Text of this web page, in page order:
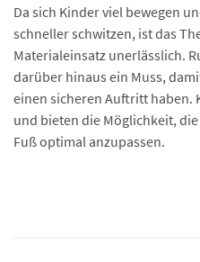
Da sich Kinder viel bewegen
schneller schwitzen, ist das
Materialeinsatz unerlässlich.
darüber hinaus ein Muss,
einen sicheren Auftritt haben.
und bieten die Möglichkeit,
Fuß optimal anzupassen.